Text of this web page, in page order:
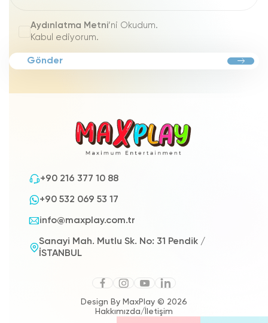
+90 216 377 10 88
+90 532 069 53 17
info@maxplay.com.tr
Sanayi Mah. Mutlu Sk. No: 31 Pendik /
İSTANBUL
Design By MaxPlay © 2026
Hakkımızda/ İletişim
Aydınlatma Metni’ni Okudum.
Kabul ediyorum.
Gönder